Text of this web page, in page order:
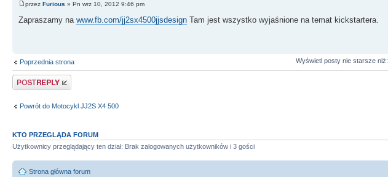
przez Furious » Pn wrz 10, 2012 9:46 pm
Zapraszamy na www.fb.com/jj2sx4500jjsdesign Tam jest wszystko wyjaśnione na temat kickstartera.
Poprzednia strona Wyświetl posty nie starsze niż:
Odpowiedz
Powrót do Motocykl JJ2S X4 500
KTO PRZEGLĄDA FORUM
Użytkownicy przeglądający ten dział: Brak zalogowanych użytkowników i 3 gości
Strona główna forum